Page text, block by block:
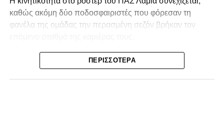
καθώς ακόμη δύο ποδοσφαιριστές που φόρεσαν τη
φανέλα της ομάδας την περασμένη σεζόν βρήκαν τον
Ο λόγος για τον Βασίλη Τρούμπουλο και τον Χρυσόστομο
Στάγκο, οι οποίοι θα συνεχίσουν μαζί την ποδοσφαιρική
ΠΕΡΙΣΣΌΤΕΡΑ